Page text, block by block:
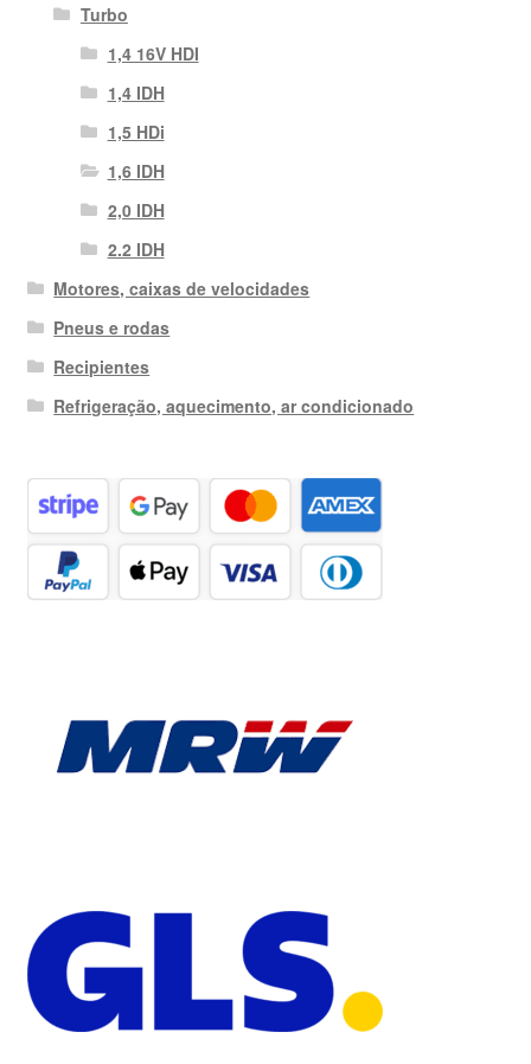
Turbo
1,4 16V HDI
1,4 IDH
1,5 HDi
1,6 IDH
2,0 IDH
2.2 IDH
Motores, caixas de velocidades
Pneus e rodas
Recipientes
Refrigeração, aquecimento, ar condicionado